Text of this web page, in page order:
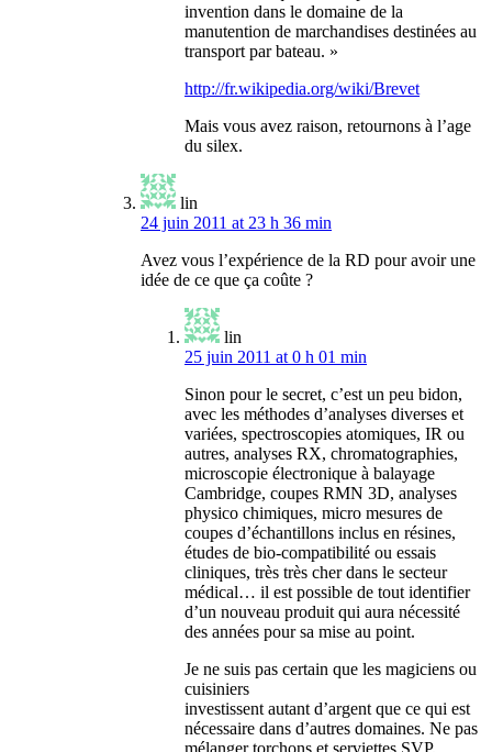
invention dans le domaine de la
manutention de marchandises destinées au
transport par bateau. »
http://fr.wikipedia.org/wiki/Brevet
Mais vous avez raison, retournons à l’age
du silex.
lin
24 juin 2011 at 23 h 36 min
Avez vous l’expérience de la RD pour avoir une
idée de ce que ça coûte ?
lin
25 juin 2011 at 0 h 01 min
Sinon pour le secret, c’est un peu bidon,
avec les méthodes d’analyses diverses et
variées, spectroscopies atomiques, IR ou
autres, analyses RX, chromatographies,
microscopie électronique à balayage
Cambridge, coupes RMN 3D, analyses
physico chimiques, micro mesures de
coupes d’échantillons inclus en résines,
études de bio-compatibilité ou essais
cliniques, très très cher dans le secteur
médical… il est possible de tout identifier
d’un nouveau produit qui aura nécessité
des années pour sa mise au point.
Je ne suis pas certain que les magiciens ou
cuisiniers
investissent autant d’argent que ce qui est
nécessaire dans d’autres domaines. Ne pas